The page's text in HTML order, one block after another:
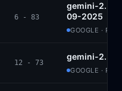
6 - 83
gemini-2.5-
09-2025
GOOGLE ·
12 - 73
gemini-2.5-
GOOGLE ·